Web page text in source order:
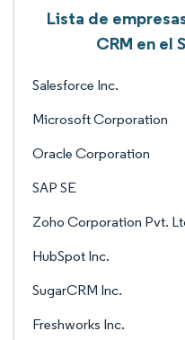
Lista de
CRM en el
Salesforce Inc.
Microsoft Corporation
Oracle Corporation
SAP SE
Zoho Corporation Pvt.
HubSpot Inc.
SugarCRM Inc.
Freshworks Inc.